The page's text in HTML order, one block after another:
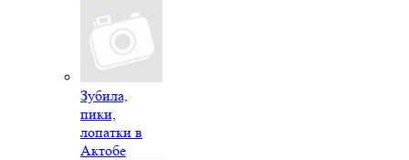
Зубила,
пики,
лопатки в
Актобе